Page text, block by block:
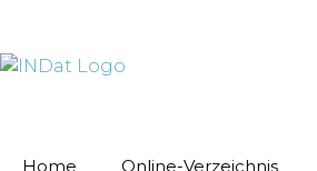
Home Online-Verzeichnis